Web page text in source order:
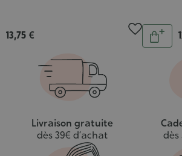
13,75 € Quantité
Livraison gratuite
dès 39€ d’achat
dès